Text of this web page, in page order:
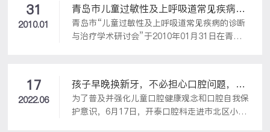
31
2010.01
青岛市儿童过敏性及上呼吸道常见疾病的
诊断与治疗学术研讨会在我院成功召开
青岛市“儿童过敏性及上呼吸道常见疾病的诊断
与治疗学术研讨会”于2010年01月31日在青岛
17
2022.06
孩子早晚换新牙，不必担心口腔问题，对
吗？
为了普及并强化儿童口腔健康观念和口腔自我保
护意识，6月17日，开泰口腔科走进市北区小蒙